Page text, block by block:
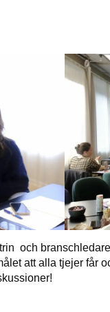
och
att alla tjejer får